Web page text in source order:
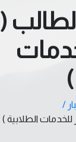
(
/
للخدمات الطلابية )